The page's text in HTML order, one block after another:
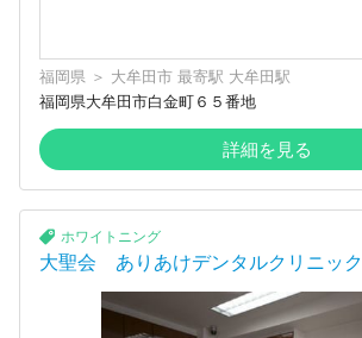
福岡県 ＞ 大牟田市 最寄駅 大牟田駅
福岡県大牟田市白金町６５番地
詳細を見る
ホワイトニング
大聖会 ありあけデンタルクリニック